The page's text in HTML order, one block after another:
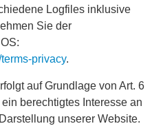
Logfiles inklusive
Sie der
privacy.
auf Grundlage von Art. 6
berechtigtes Interesse an
unserer Website.